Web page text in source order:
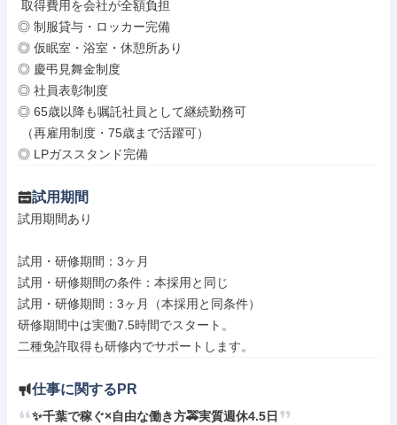
◎ 制服貸与・ロッカー完備
◎ 仮眠室・浴室・休憩所あり
◎ 慶弔見舞金制度
◎ 社員表彰制度
◎ 65歳以降も嘱託社員として継続勤務可
◎ LPガススタンド完備
試用期間
試用期間あり
試用・研修期間：3ヶ月
試用・研修期間の条件：本採用と同じ
試用・研修期間：3ヶ月（本採用と同条件）
研修期間中は実働7.5時間でスタート。
仕事に関するPR
✨千葉で稼ぐ×自由な働き方🚕実質週休4.5日